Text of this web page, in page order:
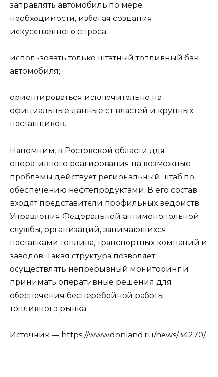
заправлять автомобиль по мере
необходимости, избегая создания
искусственного спроса;
использовать только штатный топливный бак
автомобиля;
ориентироваться исключительно на
официальные данные от властей и крупных
поставщиков.
Напомним, в Ростовской области для
оперативного реагирования на возможные
проблемы действует региональный штаб по
обеспечению нефтепродуктами. В его состав
входят представители профильных ведомств,
Управления Федеральной антимонопольной
службы, организаций, занимающихся
поставками топлива, транспортных компаний и
заводов. Такая структура позволяет
осуществлять непрерывный мониторинг и
принимать оперативные решения для
обеспечения бесперебойной работы
топливного рынка.
Источник — https://www.donland.ru/news/34270/